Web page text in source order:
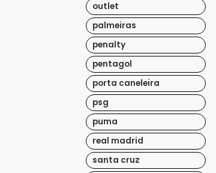
outlet
palmeiras
penalty
pentagol
porta caneleira
psg
puma
real madrid
santa cruz